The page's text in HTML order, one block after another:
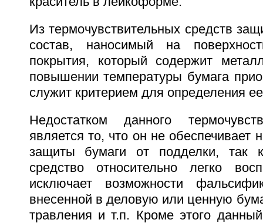
Из термочувствительных средств
состав, наносимый на
покрытия, который содержит
повышении температуры бумага
служит критерием для определения
Недостатком данного
является то, что он не обеспечивает
защиты бумаги от подделки, так
средство относительно легко
исключает возможности
внесенной в деловую или ценную
травления и т.п. Кроме этого